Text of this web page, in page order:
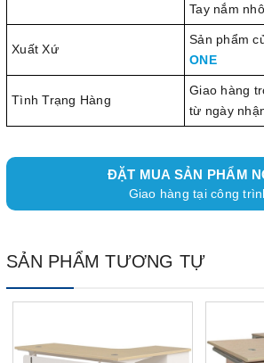
Tay nắm
Xuất Xứ
Sản phẩm
ONE
Tình Trạng Hàng
Giao hàng
từ ngày
ĐẶT MUA SẢN PHẨM
Giao hàng tại công
SẢN PHẨM TƯƠNG TỰ